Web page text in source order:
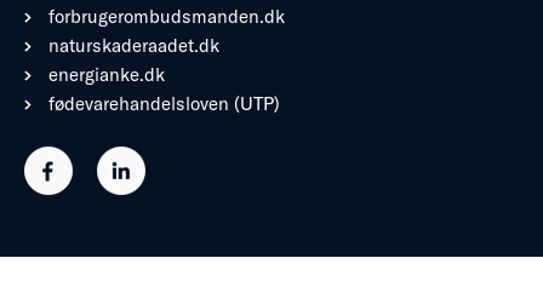
forbrugerombudsmanden.dk
naturskaderaadet.dk
energianke.dk
fødevarehandelsloven (UTP)